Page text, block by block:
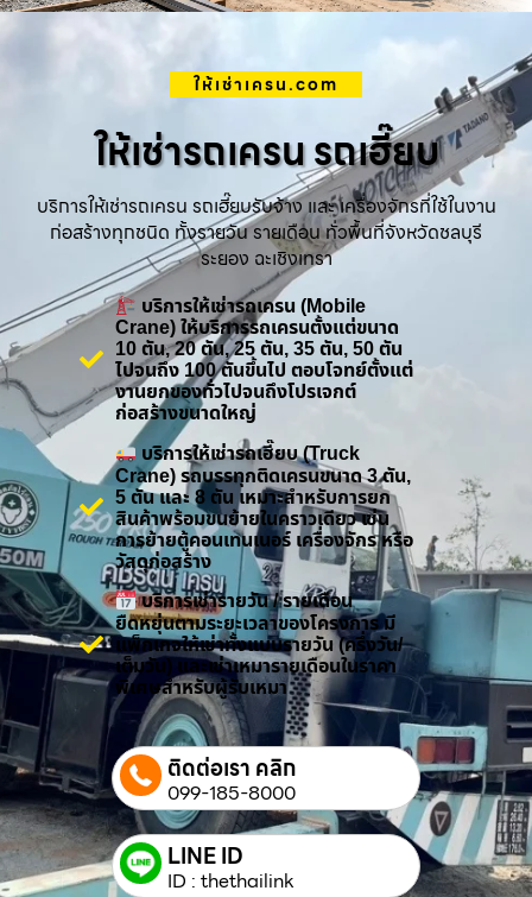
ให้เช่าเครน.com
ให้เช่ารถเครน รถเฮี๊ยบ
บริการให้เช่ารถเครน รถเฮี๊ยบรับจ้าง และ เครื่องจักรที่ใช้ในงาน
ก่อสร้างทุกชนิด ทั้งรายวัน รายเดือน ทั่วพื้นที่จังหวัดชลบุรี
ระยอง ฉะเชิงเทรา
บริการให้เช่ารถเครน (Mobile
Crane) ให้บริการรถเครนตั้งแต่ขนาด
10 ตัน, 20 ตัน, 25 ตัน, 35 ตัน, 50 ตัน
ไปจนถึง 100 ตันขึ้นไป ตอบโจทย์ตั้งแต่
งานยกของทั่วไปจนถึงโปรเจกต์
ก่อสร้างขนาดใหญ่
บริการให้เช่ารถเฮี๊ยบ (Truck
Crane) รถบรรทุกติดเครนขนาด 3 ตัน,
5 ตัน และ 8 ตัน เหมาะสำหรับการยก
สินค้าพร้อมขนย้ายในคราวเดียว เช่น
การย้ายตู้คอนเทนเนอร์ เครื่องจักร หรือ
วัสดุก่อสร้าง
บริการเช่ารายวัน / รายเดือน
ยืดหยุ่นตามระยะเวลาของโครงการ มี
แพ็กเกจให้เช่าทั้งแบบรายวัน (ครึ่งวัน/
เต็มวัน) และเช่าเหมารายเดือนในราคา
พิเศษสำหรับผู้รับเหมา
ติดต่อเรา คลิก
099-185-8000
LINE ID
ID : thethailink